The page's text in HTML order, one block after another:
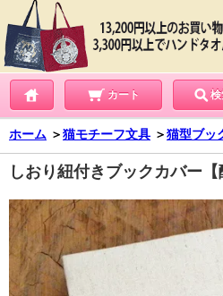
カート
ホーム ＞猫モチーフ文具 ＞猫型ブッ
しおり紐付きブックカバー【